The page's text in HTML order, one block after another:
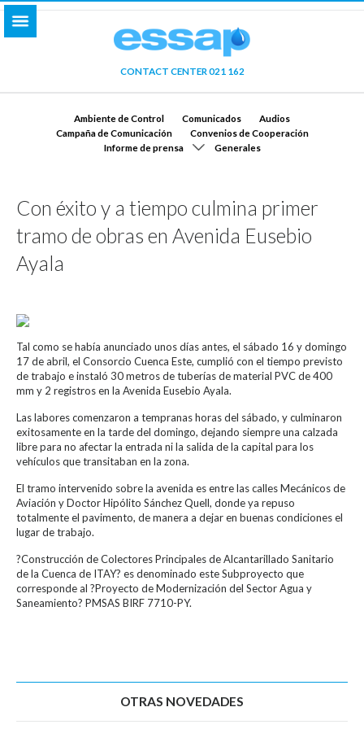
CONTACT CENTER 021 162
Ambiente de Control Comunicados
Audios
Campaña de Comunicación
Convenios de Cooperación
Informe de prensa
Generales
Con éxito y a tiempo culmina primer
tramo de obras en Avenida Eusebio
Ayala
Tal como se había anunciado unos días antes, el sábado 16 y domingo
17 de abril, el Consorcio Cuenca Este, cumplió con el tiempo previsto
de trabajo e instaló 30 metros de tuberías de material PVC de 400
mm y 2 registros en la Avenida Eusebio Ayala.
Las labores comenzaron a tempranas horas del sábado, y culminaron
exitosamente en la tarde del domingo, dejando siempre una calzada
libre para no afectar la entrada ni la salida de la capital para los
vehículos que transitaban en la zona.
El tramo intervenido sobre la avenida es entre las calles Mecánicos de
Aviación y Doctor Hipólito Sánchez Quell, donde ya repuso
totalmente el pavimento, de manera a dejar en buenas condiciones el
lugar de trabajo.
?Construcción de Colectores Principales de Alcantarillado Sanitario
de la Cuenca de ITAY? es denominado este Subproyecto que
corresponde al ?Proyecto de Modernización del Sector Agua y
Saneamiento? PMSAS BIRF 7710-PY.
OTRAS NOVEDADES